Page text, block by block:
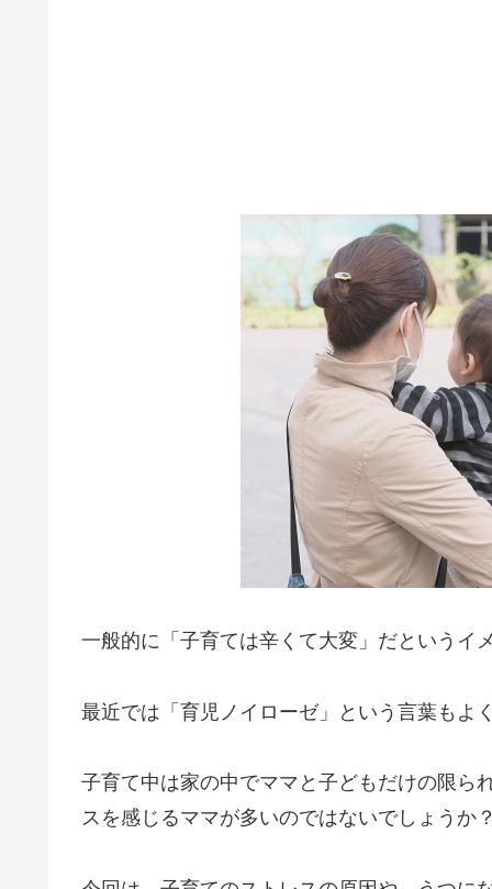
一般的に「子育ては辛くて大変」だというイ
最近では「育児ノイローゼ」という言葉もよ
子育て中は家の中でママと子どもだけの限ら
スを感じるママが多いのではないでしょうか